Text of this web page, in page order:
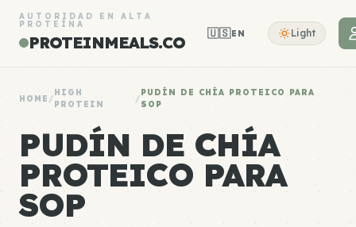
AUTORIDAD EN ALTA
PROTEÍNA
PROTEINMEALS.CO 🇺🇸EN Light
HOME /
HIGH
PROTEIN
/
PUDÍN DE CHÍA PROTEICO PARA
SOP
PUDÍN DE CHÍA
PROTEICO PARA
SOP